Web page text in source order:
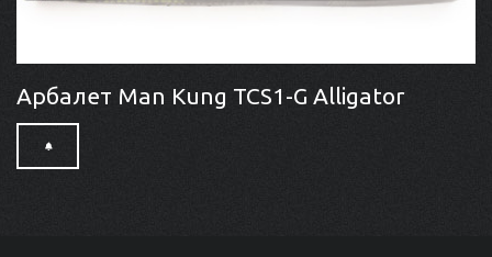
Арбалет Man Kung TCS1-G Alligator